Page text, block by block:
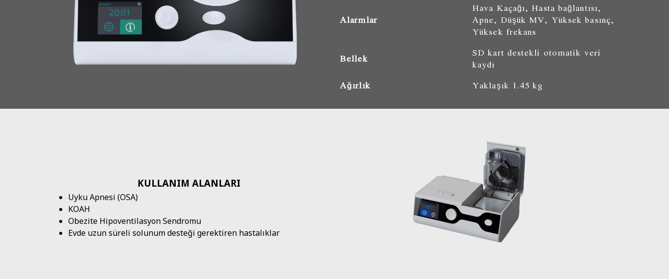
Alarmlar
Hava Kaçağı, Hasta bağlantısı,
Apne, Düşük MV, Yüksek basınç,
Yüksek frekans
Bellek
SD kart destekli otomatik veri
kaydı
Ağırlık
Yaklaşık 1.45 kg
KULLANIM ALANLARI
Uyku Apnesi (OSA)
KOAH
Obezite Hipoventilasyon Sendromu
Evde uzun süreli solunum desteği gerektiren hastalıklar